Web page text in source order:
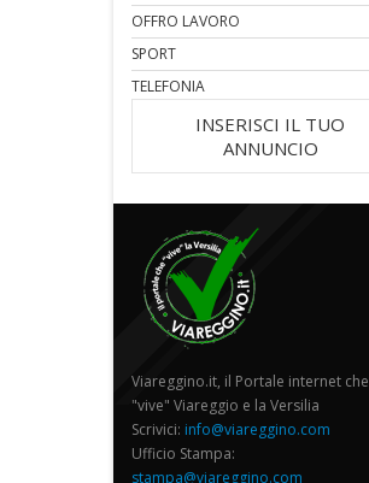
OFFRO LAVORO
SPORT
TELEFONIA
INSERISCI IL TUO
ANNUNCIO
Viareggino.it, il Portale internet che
"vive" Viareggio e la Versilia
Scrivici: info@viareggino.com
Ufficio Stampa:
stampa@viareggino.com